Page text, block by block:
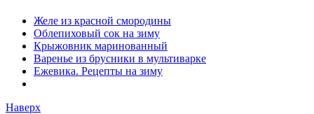
Желе из красной смородины
Облепиховый сок на зиму
Крыжовник маринованный
Варенье из брусники в мультиварке
Ежевика. Рецепты на зиму
Наверх